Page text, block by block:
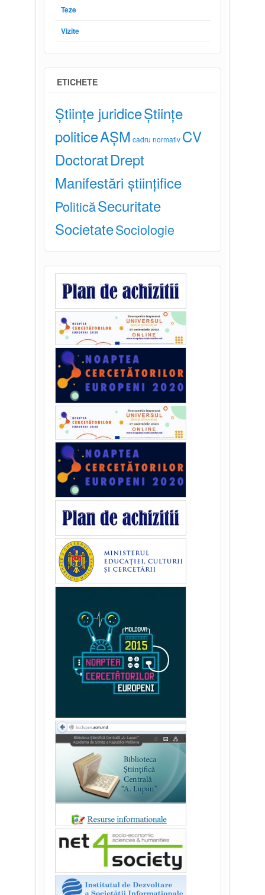
Teze
Vizite
ETICHETE
Științe juridiceȘtiințe
politiceAȘM cadru normativ CV
DoctoratDrept
Manifestări științifice
PoliticăSecuritate
SocietateSociologie